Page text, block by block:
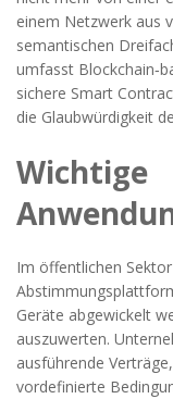
einem Netzwerk aus
semantischen
umfasst
sichere Smart
die Glaubwürdigkeit
Wichtige
Im öffentlichen
Geräte abgewickelt
auszuwerten.
ausführende
vordefinierte